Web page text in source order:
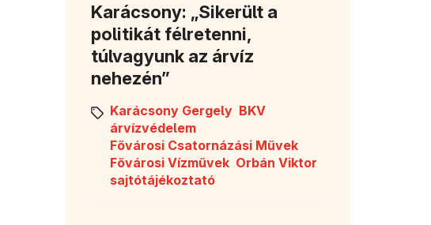
Karácsony: „Sikerült a
politikát félretenni,
túlvagyunk az árvíz
nehezén”
Karácsony Gergely BKV
árvízvédelem
Fővárosi Csatornázási Művek
Fővárosi Vízművek Orbán Viktor
sajtótájékoztató